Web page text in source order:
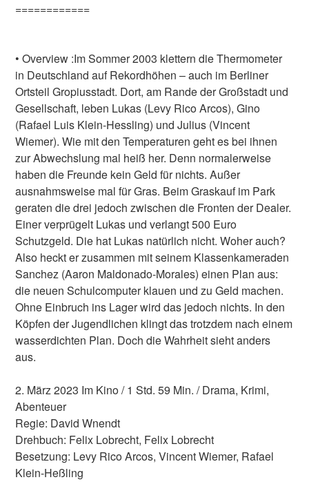
============
• Overview :Im Sommer 2003 klettern die Thermometer
in Deutschland auf Rekordhöhen – auch im Berliner
Ortsteil Gropiusstadt. Dort, am Rande der Großstadt und
Gesellschaft, leben Lukas (Levy Rico Arcos), Gino
(Rafael Luis Klein-Hessling) und Julius (Vincent
Wiemer). Wie mit den Temperaturen geht es bei ihnen
zur Abwechslung mal heiß her. Denn normalerweise
haben die Freunde kein Geld für nichts. Außer
ausnahmsweise mal für Gras. Beim Graskauf im Park
geraten die drei jedoch zwischen die Fronten der Dealer.
Einer verprügelt Lukas und verlangt 500 Euro
Schutzgeld. Die hat Lukas natürlich nicht. Woher auch?
Also heckt er zusammen mit seinem Klassenkameraden
Sanchez (Aaron Maldonado-Morales) einen Plan aus:
die neuen Schulcomputer klauen und zu Geld machen.
Ohne Einbruch ins Lager wird das jedoch nichts. In den
Köpfen der Jugendlichen klingt das trotzdem nach einem
wasserdichten Plan. Doch die Wahrheit sieht anders
aus.
2. März 2023 Im Kino / 1 Std. 59 Min. / Drama, Krimi,
Abenteuer
Regie: David Wnendt
Drehbuch: Felix Lobrecht, Felix Lobrecht
Besetzung: Levy Rico Arcos, Vincent Wiemer, Rafael
Klein-Heßling